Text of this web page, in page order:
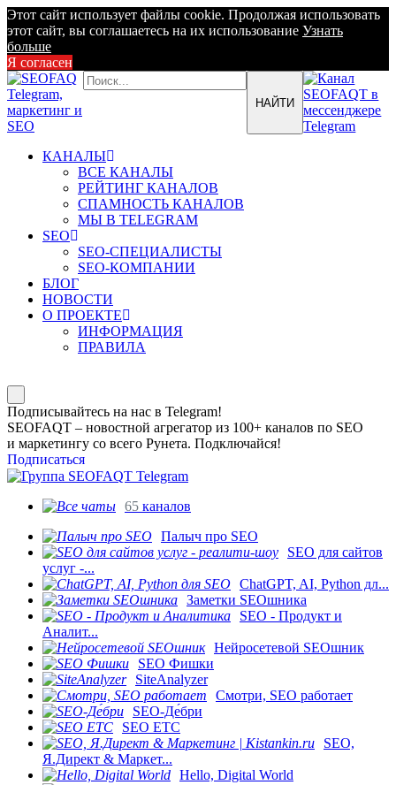
Этот сайт использует файлы cookie. Продолжая использовать
этот сайт, вы соглашаетесь на их использование Узнать
больше
Я согласен
КАНАЛЫ
ВСЕ КАНАЛЫ
РЕЙТИНГ КАНАЛОВ
СПАМНОСТЬ КАНАЛОВ
МЫ В TELEGRAM
SEO
SEO-СПЕЦИАЛИСТЫ
SEO-КОМПАНИИ
БЛОГ
НОВОСТИ
О ПРОЕКТЕ
ИНФОРМАЦИЯ
ПРАВИЛА
Подписывайтесь на нас в Telegram!
SEOFAQT – новостной агрегатор из 100+ каналов по SEO
и маркетингу со всего Рунета. Подключайся!
Подписаться
65 каналов
Палыч про SEO
SEO для сайтов
услуг -...
ChatGPT, AI, Python дл...
Заметки SEOшника
SEO - Продукт и
Аналит...
Нейросетевой SEOшник
SEO Фишки
SiteAnalyzer
Смотри, SEO работает
SEO-Де́бри
SEO ETC
SEO,
Я.Директ & Маркет...
Hello, Digital World